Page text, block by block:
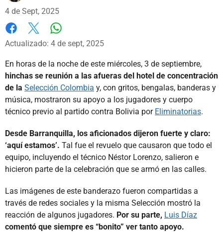
4 de Sept, 2025
Facebook
X
Actualizado: 4 de sept, 2025
En horas de la noche de este miércoles, 3 de septiembre,
hinchas se reunión a las afueras del hotel de concentración
de la Selección Colombia y, con gritos, bengalas, banderas y
música, mostraron su apoyo a los jugadores y cuerpo
técnico previo al partido contra Bolivia por Eliminatorias.
Desde Barranquilla, los aficionados dijeron fuerte y claro:
‘aquí estamos’. Tal fue el revuelo que causaron que todo el
equipo, incluyendo el técnico Néstor Lorenzo, salieron e
hicieron parte de la celebración que se armó en las calles.
Las imágenes de este banderazo fueron compartidas a
través de redes sociales y la misma Selección mostró la
reacción de algunos jugadores. Por su parte, Luis Díaz
comentó que siempre es “bonito” ver tanto apoyo.